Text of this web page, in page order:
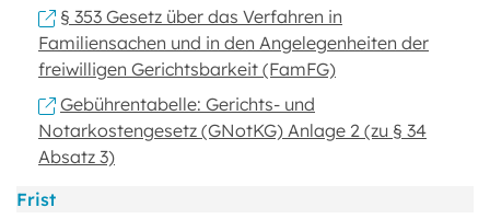
§ 353 Gesetz über das Verfahren in
Familiensachen und in den Angelegenheiten der
freiwilligen Gerichtsbarkeit (FamFG)
Gebührentabelle: Gerichts- und
Notarkostengesetz (GNotKG) Anlage 2 (zu § 34
Absatz 3)
Frist